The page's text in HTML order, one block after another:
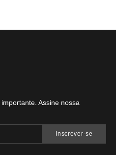
Assine nossa
Inscrever-se